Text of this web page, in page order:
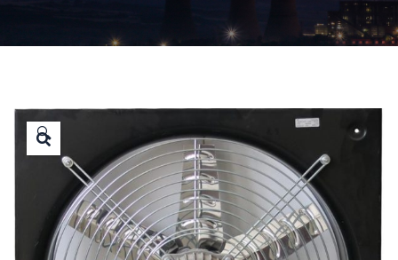
🔍